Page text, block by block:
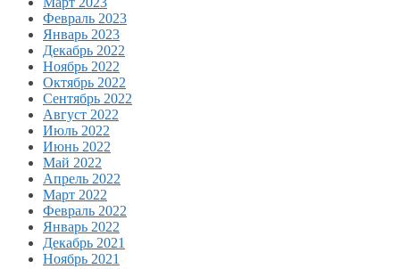
Февраль 2023
Январь 2023
Декабрь 2022
Ноябрь 2022
Октябрь 2022
Сентябрь 2022
Август 2022
Июль 2022
Июнь 2022
Май 2022
Апрель 2022
Март 2022
Февраль 2022
Январь 2022
Декабрь 2021
Ноябрь 2021